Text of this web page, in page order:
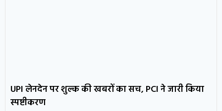
UPI लेनदेन पर शुल्क की खबरों का सच, PCI ने जारी किया
स्पष्टीकरण